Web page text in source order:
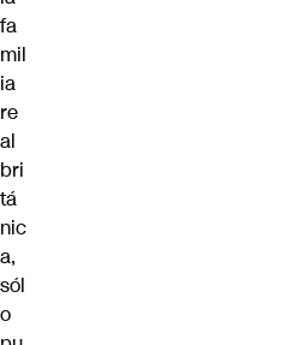
fa
mil
ia
re
al
bri
tá
nic
a,
sól
o